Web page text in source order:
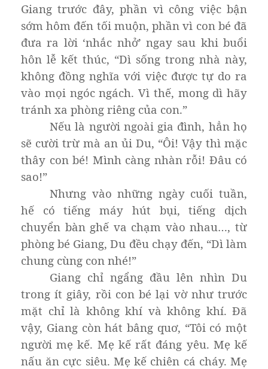
Giang trước đây, phần vì công việc bận
sớm hôm đến tối muộn, phần vì con bé đã
đưa ra lời ‘nhắc nhở’ ngay sau khi buổi
hôn lễ kết thúc, “Dì sống trong nhà này,
không đồng nghĩa với việc được tự do ra
vào mọi ngóc ngách. Vì thế, mong dì hãy
tránh xa phòng riêng của con.”
Nếu là người ngoài gia đình, hẳn họ
sẽ cười trừ mà an ủi Du, “Ôi! Vậy thì mặc
thây con bé! Mình càng nhàn rỗi! Đâu có
sao!”
Nhưng vào những ngày cuối tuần,
hế có tiếng máy hút bụi, tiếng dịch
chuyển bàn ghế va chạm vào nhau…, từ
phòng bé Giang, Du đều chạy đến, “Dì làm
chung cùng con nhé!”
Giang chỉ ngẩng đầu lên nhìn Du
trong ít giây, rồi con bé lại vờ như trước
mặt chỉ là không khí và không khí. Đã
vậy, Giang còn hát bâng quơ, “Tôi có một
người mẹ kế. Mẹ kế rất đáng yêu. Mẹ kế
nấu ăn cực siêu. Mẹ kế chiên cá cháy. Mẹ